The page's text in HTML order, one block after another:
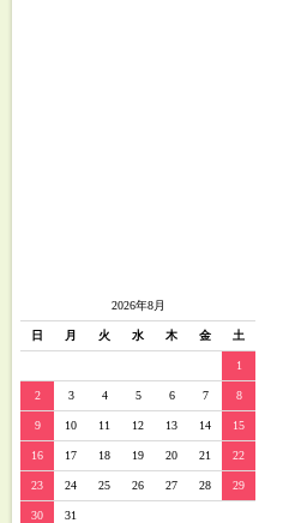
2026年8月
日 月 火 水 木 金 土
1
2 3 4 5 6 7 8
9 10 11 12 13 14 15
16 17 18 19 20 21 22
23 24 25 26 27 28 29
30 31